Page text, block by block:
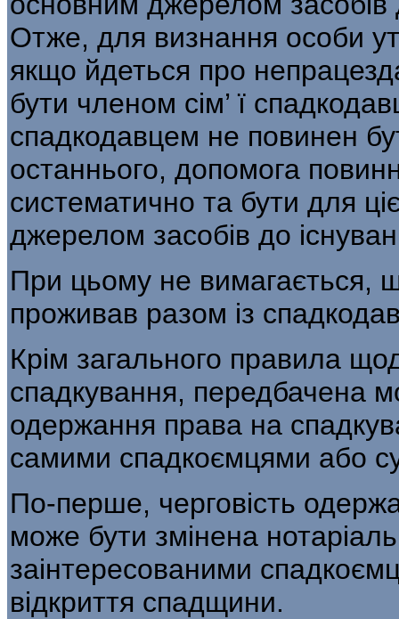
Отже, для визнання особи
якщо йдеться про
бути членом сім’ ї
спадкодавцем не повинен
останнього, допомога
систематично та бути для
джерелом засобів до
При цьому не вимагається,
про­живав разом із
Крім загального правила
спадку­вання, передбачена
одержання права на
самими спадкоємцями або
По-перше, черговість
може бути змінена
заінтересованими
відкриття спадщини.